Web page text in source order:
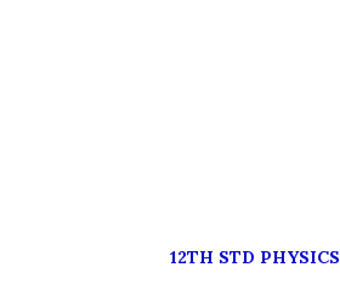
12TH STD PHYSICS